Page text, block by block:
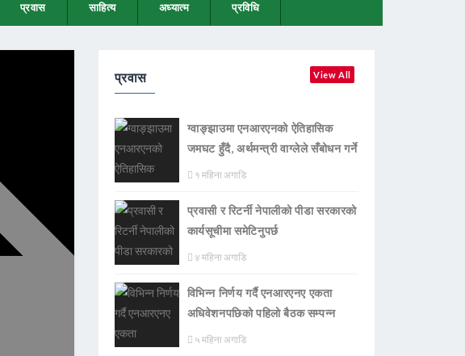
प्रवास साहित्य अध्यात्म प्रविधि
प्रवास View All
ग्वाङ्झाउमा एनआरएनको ऐतिहासिक
जमघट हुँदै, अर्थमन्त्री वाग्लेले सँबोधन गर्ने
१ महिना अगाडि
प्रवासी र रिटर्नी नेपालीको पीडा सरकारको
कार्यसूचीमा समेटिनुपर्छ
४ महिना अगाडि
विभिन्न निर्णय गर्दै एनआरएनए एकता
अधिवेशनपछिको पहिलो बैठक सम्पन्न
५ महिना अगाडि